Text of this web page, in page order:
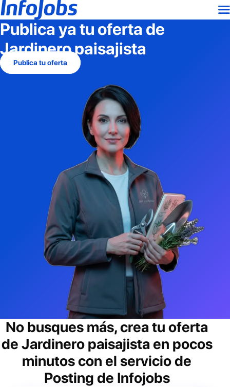
Publica ya tu oferta de
Jardinero paisajista
Publica tu oferta
No busques más, crea tu oferta
de Jardinero paisajista en pocos
minutos con el servicio de
Posting de Infojobs